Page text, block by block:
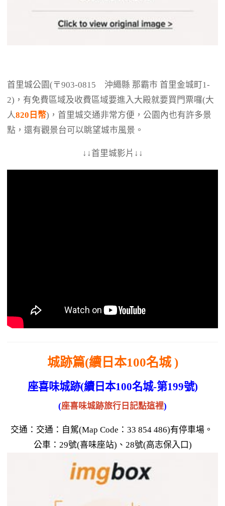
首里城公園(〒903-0815 沖繩縣 那霸市 首里金城町1-
2)，有免費區域及收費區域要進入大殿就要買門票囉(大
人820日幣)，首里城交通非常方便，公園內也有許多景
點，還有觀景台可以眺望城市風景。
↓↓首里城影片↓↓
城跡篇(續日本100名城 )
座喜味城跡(續日本100名城-第199號)
(座喜味城跡旅行日記點這裡)
交通：交通：自駕(Map Code：33 854 486)有停車場。
公車：29號(喜味座站)、28號(高志保入口)